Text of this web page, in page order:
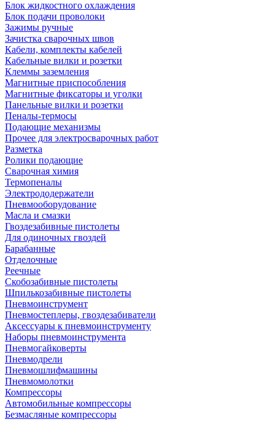
Блок жидкостного охлаждения
Блок подачи проволоки
Зажимы ручные
Зачистка сварочных швов
Кабели, комплекты кабелей
Кабельные вилки и розетки
Клеммы заземления
Магнитные приспособления
Магнитные фиксаторы и уголки
Панельные вилки и розетки
Пеналы-термосы
Подающие механизмы
Прочее для электросварочных работ
Разметка
Ролики подающие
Сварочная химия
Термопеналы
Электрододержатели
Пневмооборудование
Масла и смазки
Гвоздезабивные пистолеты
Для одиночных гвоздей
Барабанные
Отделочные
Реечные
Скобозабивные пистолеты
Шпилькозабивные пистолеты
Пневмоинструмент
Пневмостеплеры, гвоздезабиватели
Аксессуары к пневмоинструменту
Наборы пневмоинструмента
Пневмогайковерты
Пневмодрели
Пневмошлифмашины
Пневмомолотки
Компрессоры
Автомобильные компрессоры
Безмасляные компрессоры